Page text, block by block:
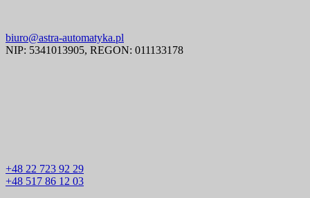
biuro@astra-automatyka.pl
NIP: 5341013905, REGON: 011133178
+48 22 723 92 29
+48 517 86 12 03